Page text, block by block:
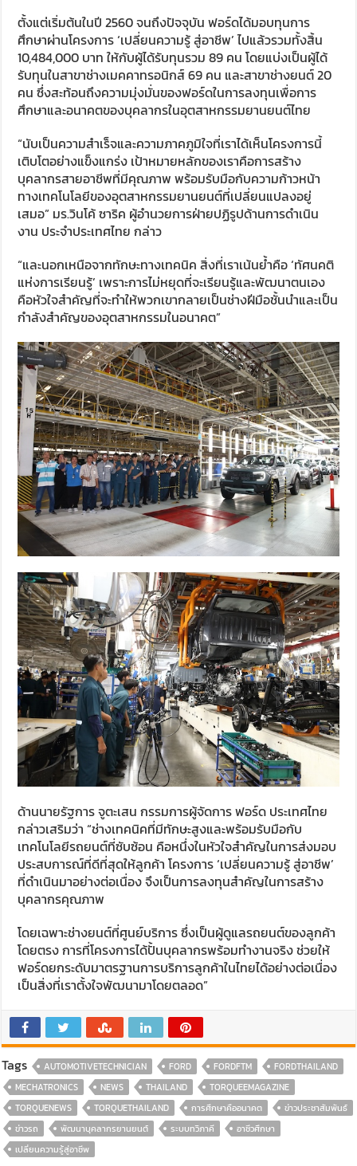
ตั้งแต่เริ่มต้นในปี 2560 จนถึงปัจจุบัน ฟอร์ดได้มอบทุนการ
ศึกษาผ่านโครงการ ‘เปลี่ยนความรู้ สู่อาชีพ’ ไปแล้วรวมทั้งสิ้น
10,484,000 บาท ให้กับผู้ได้รับทุนรวม 89 คน โดยแบ่งเป็นผู้ได้
รับทุนในสาขาช่างเมคคาทรอนิกส์ 69 คน และสาขาช่างยนต์ 20
คน ซึ่งสะท้อนถึงความมุ่งมั่นของฟอร์ดในการลงทุนเพื่อการ
ศึกษาและอนาคตของบุคลากรในอุตสาหกรรมยานยนต์ไทย
“นับเป็นความสำเร็จและความภาคภูมิใจที่เราได้เห็นโครงการนี้
เติบโตอย่างแข็งแกร่ง เป้าหมายหลักของเราคือการสร้าง
บุคลากรสายอาชีพที่มีคุณภาพ พร้อมรับมือกับความก้าวหน้า
ทางเทคโนโลยีของอุตสาหกรรมยานยนต์ที่เปลี่ยนแปลงอยู่
เสมอ” มร.วินโค้ ซาริค ผู้อำนวยการฝ่ายปฏิรูปด้านการดำเนิน
งาน ประจำประเทศไทย กล่าว
“และนอกเหนือจากทักษะทางเทคนิค สิ่งที่เราเน้นย้ำคือ ‘ทัศนคติ
แห่งการเรียนรู้’ เพราะการไม่หยุดที่จะเรียนรู้และพัฒนาตนเอง
คือหัวใจสำคัญที่จะทำให้พวกเขากลายเป็นช่างฝีมือชั้นนำและเป็น
กำลังสำคัญของอุตสาหกรรมในอนาคต”
ด้านนายรัฐการ จูตะเสน กรรมการผู้จัดการ ฟอร์ด ประเทศไทย
กล่าวเสริมว่า “ช่างเทคนิคที่มีทักษะสูงและพร้อมรับมือกับ
เทคโนโลยีรถยนต์ที่ซับซ้อน คือหนึ่งในหัวใจสำคัญในการส่งมอบ
ประสบการณ์ที่ดีที่สุดให้ลูกค้า โครงการ ‘เปลี่ยนความรู้ สู่อาชีพ’
ที่ดำเนินมาอย่างต่อเนื่อง จึงเป็นการลงทุนสำคัญในการสร้าง
บุคลากรคุณภาพ
โดยเฉพาะช่างยนต์ที่ศูนย์บริการ ซึ่งเป็นผู้ดูแลรถยนต์ของลูกค้า
โดยตรง การที่โครงการได้ปั้นบุคลากรพร้อมทำงานจริง ช่วยให้
ฟอร์ดยกระดับมาตรฐานการบริการลูกค้าในไทยได้อย่างต่อเนื่อง
เป็นสิ่งที่เราตั้งใจพัฒนามาโดยตลอด”
Tags AUTOMOTIVETECHNICIAN FORD FORDFTM
FORDTHAILAND
MECHATRONICS
NEWS THAILAND
TORQUEEMAGAZINE
TORQUENEWS
TORQUETHAILAND การศึกษาคืออนาคต
ข่าวประชาสัมพันธ์
ข่าวรถ
พัฒนาบุคลากรยานยนต์ ระบบทวิภาคี
อาชีวศึกษา
เปลี่ยนความรู้สู่อาชีพ